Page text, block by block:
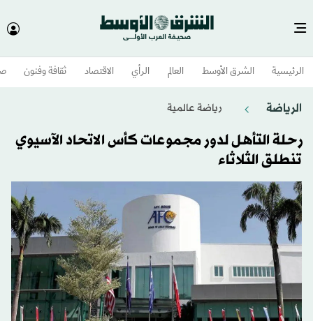
الرئيسية الشرق الأوسط​ العالم الرأي الاقتصاد ثقافة وفنون
الرياضة رياضة عالمية
رحلة التأهل لدور مجموعات كأس الاتحاد الآسيوي
تنطلق الثلاثاء